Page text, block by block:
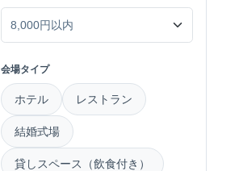
会場タイプ
ホテル レストラン
結婚式場
貸しスペース（飲食付き）